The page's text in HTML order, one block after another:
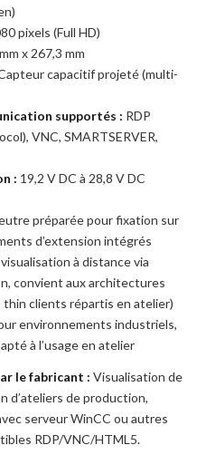
pixels (Full HD)
x 267,3 mm
capacitif projeté (multi-
supportés : RDP
VNC, SMARTSERVER,
: 19,2 V DC à 28,8 V DC
préparée pour fixation sur
d’extension intégrés
à distance via
convient aux architectures
clients répartis en atelier)
environnements industriels,
à l’usage en atelier
le fabricant : Visualisation de
d’ateliers de production,
serveur WinCC ou autres
RDP/VNC/HTML5.